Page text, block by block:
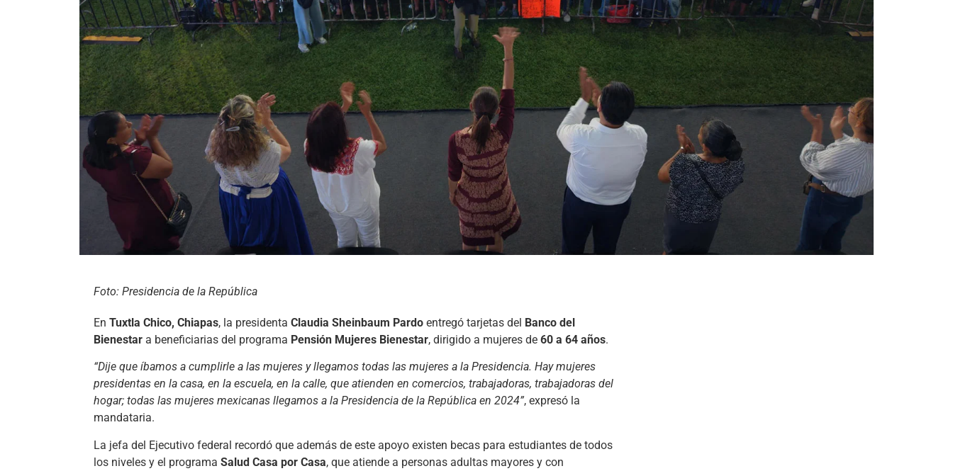
Foto: Presidencia de la República
En Tuxtla Chico, Chiapas, la presidenta Claudia Sheinbaum Pardo entregó tarjetas del Banco del
Bienestar a beneficiarias del programa Pensión Mujeres Bienestar, dirigido a mujeres de 60 a 64 años.
“Dije que íbamos a cumplirle a las mujeres y llegamos todas las mujeres a la Presidencia. Hay mujeres
presidentas en la casa, en la escuela, en la calle, que atienden en comercios, trabajadoras, trabajadoras del
hogar; todas las mujeres mexicanas llegamos a la Presidencia de la República en 2024”, expresó la
mandataria.
La jefa del Ejecutivo federal recordó que además de este apoyo existen becas para estudiantes de todos
los niveles y el programa Salud Casa por Casa, que atiende a personas adultas mayores y con